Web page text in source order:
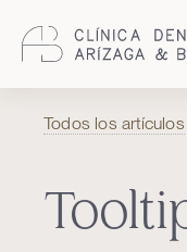
odontologia integral i
Todos los artículos